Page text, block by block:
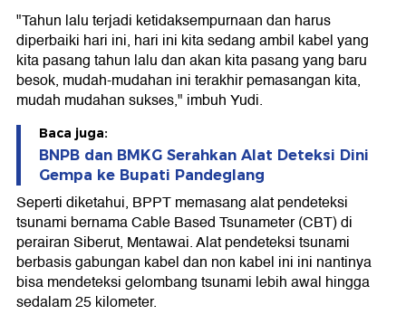
"Tahun lalu terjadi ketidaksempurnaan dan harus
diperbaiki hari ini, hari ini kita sedang ambil kabel yang
kita pasang tahun lalu dan akan kita pasang yang baru
besok, mudah-mudahan ini terakhir pemasangan kita,
mudah mudahan sukses," imbuh Yudi.
Baca juga:
BNPB dan BMKG Serahkan Alat Deteksi Dini
Gempa ke Bupati Pandeglang
Seperti diketahui, BPPT memasang alat pendeteksi
tsunami bernama Cable Based Tsunameter (CBT) di
perairan Siberut, Mentawai. Alat pendeteksi tsunami
berbasis gabungan kabel dan non kabel ini ini nantinya
bisa mendeteksi gelombang tsunami lebih awal hingga
sedalam 25 kilometer.